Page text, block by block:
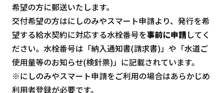
希望の方に郵送いたします。
交付希望の方はにしのみやスマート申請より、発行を希
望する給水契約に対応する水栓番号を事前に申請してく
ださい。水栓番号は「納入通知書(請求書)」や「水道ご
使用量等のお知らせ(検針票)」に記載されています。
※にしのみやスマート申請をご利用の場合はあらかじめ
利用者登録が必要です。